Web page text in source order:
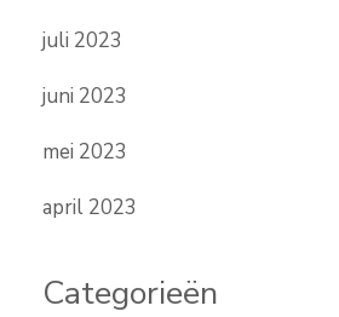
juli 2023
juni 2023
mei 2023
april 2023
Categorieën